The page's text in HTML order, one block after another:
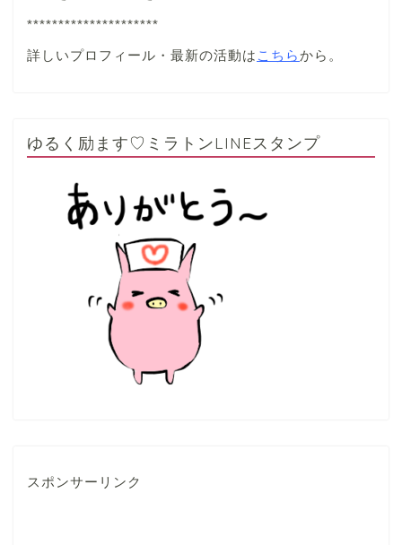
*********************
詳しいプロフィール・最新の活動は こちらから。
ゆるく励ます♡ミラトンLINEスタンプ
スポンサーリンク